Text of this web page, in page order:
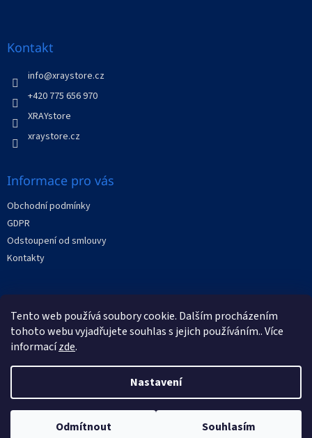
Tento web používá soubory cookie. Dalším procházením
tohoto webu vyjadřujete souhlas s jejich používáním.. Více
informacízde.
Nastavení
Odmítnout Souhlasím
Kontakt
info@xraystore.cz
+420 775 656 970
XRAYstore
xraystore.cz
Informace pro vás
Obchodní podmínky
GDPR
Odstoupení od smlouvy
Kontakty
Facebook
Vytvořil Shoptet
Copyright 2026XRAYstore . Všechna práva vyhrazena.